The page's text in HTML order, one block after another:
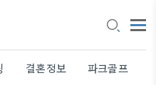
결혼정보 파크골프